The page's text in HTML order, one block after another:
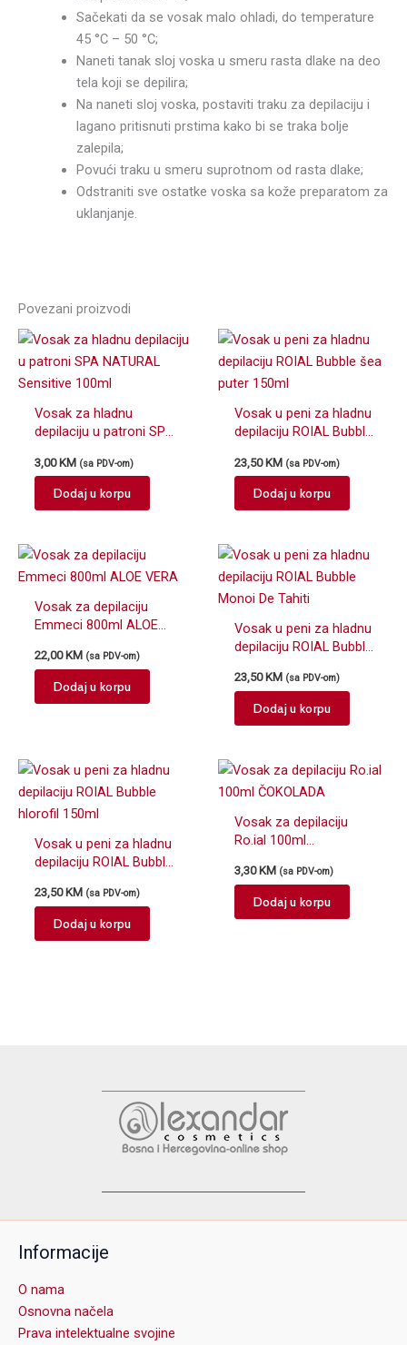
Sačekati da se vosak malo ohladi, do temperature
45 °C – 50 °C;
Naneti tanak sloj voska u smeru rasta dlake na deo
tela koji se depilira;
Na naneti sloj voska, postaviti traku za depilaciju i
lagano pritisnuti prstima kako bi se traka bolje
zalepila;
Povući traku u smeru suprotnom od rasta dlake;
Odstraniti sve ostatke voska sa kože preparatom za
uklanjanje.
Povezani proizvodi
Vosak za hladnu
depilaciju u patroni SPA
100ml
3,00KM (sa PDV-om)
Dodaj u korpu
Vosak u peni za hladnu
depilaciju ROIAL Bubble
23,50KM (sa PDV-om)
Dodaj u korpu
Vosak za depilaciju
Emmeci 800ml ALOE
22,00 KM (sa PDV-om)
Dodaj u korpu
Vosak u peni za hladnu
depilaciju ROIAL Bubble
23,50 KM (sa PDV-om)
Dodaj u korpu
Vosak u peni za hladnu
depilaciju ROIAL Bubble
23,50 KM (sa PDV-om)
Dodaj u korpu
Vosak za depilaciju
Ro.ial 100ml
3,30 KM (sa PDV-om)
Dodaj u korpu
Informacije
O nama
Osnovna načela
Prava intelektualne svojine